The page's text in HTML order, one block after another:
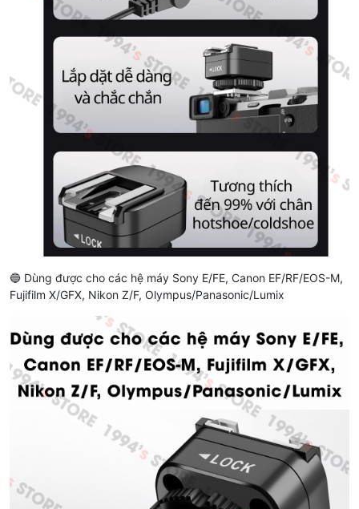
🔵 Dùng được cho các hệ máy Sony E/FE, Canon EF/RF/EOS-M,
Fujifilm X/GFX, Nikon Z/F, Olympus/Panasonic/Lumix